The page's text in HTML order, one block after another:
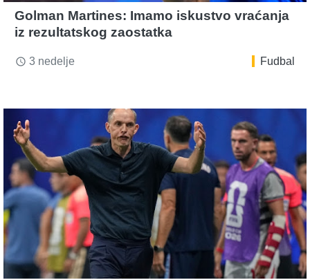
Golman Martines: Imamo iskustvo vraćanja
iz rezultatskog zaostatka
access_time 3 nedelje Fudbal